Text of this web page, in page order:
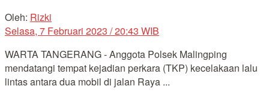
Oleh: Rizki
Selasa, 7 Februari 2023 / 20:43 WIB
WARTA TANGERANG - Anggota Polsek Malingping
mendatangi tempat kejadian perkara (TKP) kecelakaan lalu
lintas antara dua mobil di jalan Raya ...